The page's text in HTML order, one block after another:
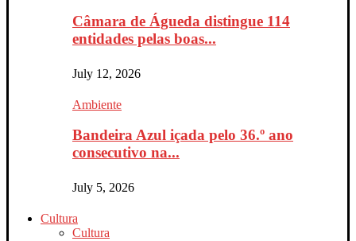
Câmara de Águeda distingue 114
entidades pelas boas...
July 12, 2026
Ambiente
Bandeira Azul içada pelo 36.º ano
consecutivo na...
July 5, 2026
Cultura
Cultura